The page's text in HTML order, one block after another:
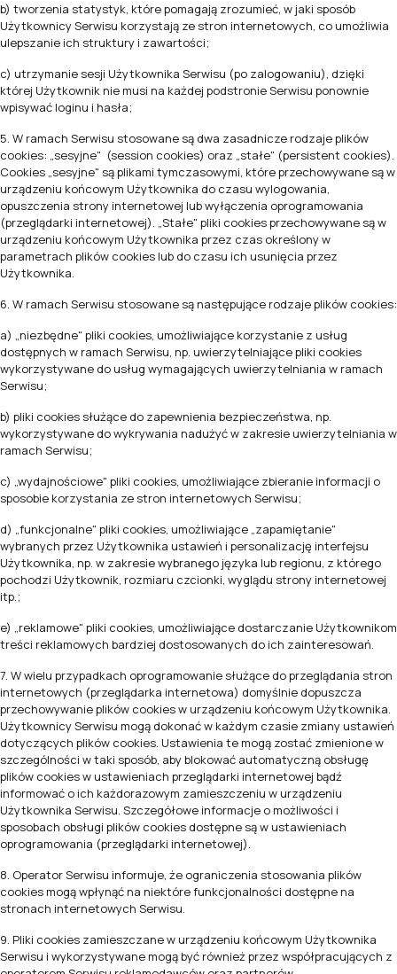
b) tworzenia statystyk, które pomagają zrozumieć, w jaki sposób
Użytkownicy Serwisu korzystają ze stron internetowych, co umożliwia
ulepszanie ich struktury i zawartości;
c) utrzymanie sesji Użytkownika Serwisu (po zalogowaniu), dzięki
której Użytkownik nie musi na każdej podstronie Serwisu ponownie
wpisywać loginu i hasła;
5. W ramach Serwisu stosowane są dwa zasadnicze rodzaje plików
cookies: „sesyjne" (session cookies) oraz „stałe" (persistent cookies).
Cookies „sesyjne" są plikami tymczasowymi, które przechowywane są w
urządzeniu końcowym Użytkownika do czasu wylogowania,
opuszczenia strony internetowej lub wyłączenia oprogramowania
(przeglądarki internetowej). „Stałe" pliki cookies przechowywane są w
urządzeniu końcowym Użytkownika przez czas określony w
parametrach plików cookies lub do czasu ich usunięcia przez
Użytkownika.
6. W ramach Serwisu stosowane są następujące rodzaje plików cookies:
a) „niezbędne" pliki cookies, umożliwiające korzystanie z usług
dostępnych w ramach Serwisu, np. uwierzytelniające pliki cookies
wykorzystywane do usług wymagających uwierzytelniania w ramach
Serwisu;
b) pliki cookies służące do zapewnienia bezpieczeństwa, np.
wykorzystywane do wykrywania nadużyć w zakresie uwierzytelniania w
ramach Serwisu;
c) „wydajnościowe" pliki cookies, umożliwiające zbieranie informacji o
sposobie korzystania ze stron internetowych Serwisu;
d) „funkcjonalne" pliki cookies, umożliwiające „zapamiętanie"
wybranych przez Użytkownika ustawień i personalizację interfejsu
Użytkownika, np. w zakresie wybranego języka lub regionu, z którego
pochodzi Użytkownik, rozmiaru czcionki, wyglądu strony internetowej
itp.;
e) „reklamowe" pliki cookies, umożliwiające dostarczanie Użytkownikom
treści reklamowych bardziej dostosowanych do ich zainteresowań.
7. W wielu przypadkach oprogramowanie służące do przeglądania stron
internetowych (przeglądarka internetowa) domyślnie dopuszcza
przechowywanie plików cookies w urządzeniu końcowym Użytkownika.
Użytkownicy Serwisu mogą dokonać w każdym czasie zmiany ustawień
dotyczących plików cookies. Ustawienia te mogą zostać zmienione w
szczególności w taki sposób, aby blokować automatyczną obsługę
plików cookies w ustawieniach przeglądarki internetowej bądź
informować o ich każdorazowym zamieszczeniu w urządzeniu
Użytkownika Serwisu. Szczegółowe informacje o możliwości i
sposobach obsługi plików cookies dostępne są w ustawieniach
oprogramowania (przeglądarki internetowej).
8. Operator Serwisu informuje, że ograniczenia stosowania plików
cookies mogą wpłynąć na niektóre funkcjonalności dostępne na
stronach internetowych Serwisu.
9. Pliki cookies zamieszczane w urządzeniu końcowym Użytkownika
Serwisu i wykorzystywane mogą być również przez współpracujących z